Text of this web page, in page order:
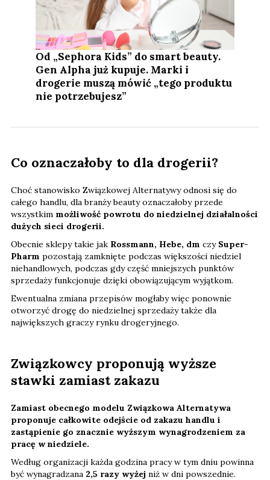
Od „Sephora Kids” do smart beauty.
Gen Alpha już kupuje. Marki i
drogerie muszą mówić „tego produktu
nie potrzebujesz”
Co oznaczałoby to dla drogerii?
Choć stanowisko Związkowej Alternatywy odnosi się do
całego handlu, dla branży beauty oznaczałoby przede
wszystkim możliwość powrotu do niedzielnej działalności
dużych sieci drogerii.
Obecnie sklepy takie jak Rossmann, Hebe, dm czy Super-
Pharm pozostają zamknięte podczas większości niedziel
niehandlowych, podczas gdy część mniejszych punktów
sprzedaży funkcjonuje dzięki obowiązującym wyjątkom.
Ewentualna zmiana przepisów mogłaby więc ponownie
otworzyć drogę do niedzielnej sprzedaży także dla
największych graczy rynku drogeryjnego.
Związkowcy proponują wyższe
stawki zamiast zakazu
Zamiast obecnego modelu Związkowa Alternatywa
proponuje całkowite odejście od zakazu handlu i
zastąpienie go znacznie wyższym wynagrodzeniem za
pracę w niedziele.
Według organizacji każda godzina pracy w tym dniu powinna
być wynagradzana 2,5 razy wyżej niż w dni powszednie.